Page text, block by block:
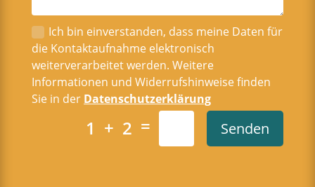
Ich bin einverstanden, dass meine Daten für
die Kontaktaufnahme elektronisch
weiterverarbeitet werden. Weitere
Informationen und Widerrufshinweise finden
Sie in der Datenschutzerklärung
1 + 2 = Senden